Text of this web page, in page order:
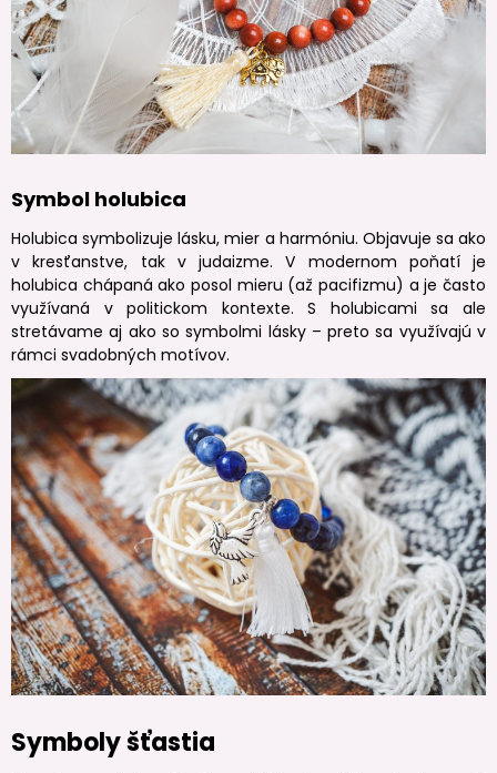
Symbol holubica
Holubica symbolizuje lásku, mier a harmóniu. Objavuje sa ako
v kresťanstve, tak v judaizme. V modernom poňatí je
holubica chápaná ako posol mieru (až pacifizmu) a je často
využívaná v politickom kontexte. S holubicami sa ale
stretávame aj ako so symbolmi lásky – preto sa využívajú v
rámci svadobných motívov.
Symboly šťastia